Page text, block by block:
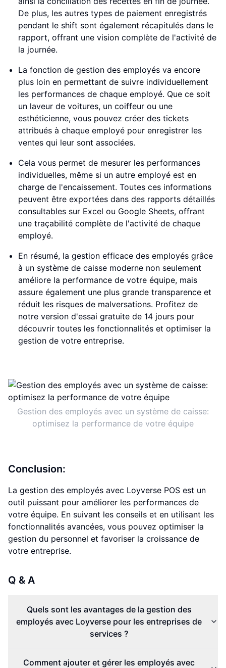
De plus, les autres types de paiement enregistrés
pendant le shift sont également récapitulés dans le
rapport, offrant une vision complète de l'activité de
la journée.
La fonction de gestion des employés va encore
plus loin en permettant de suivre individuellement
les performances de chaque employé. Que ce soit
un laveur de voitures, un coiffeur ou une
esthéticienne, vous pouvez créer des tickets
attribués à chaque employé pour enregistrer les
ventes qui leur sont associées.
Cela vous permet de mesurer les performances
individuelles, même si un autre employé est en
charge de l'encaissement. Toutes ces informations
peuvent être exportées dans des rapports détaillés
consultables sur Excel ou Google Sheets, offrant
une traçabilité complète de l'activité de chaque
employé.
En résumé, la gestion efficace des employés grâce
à un système de caisse moderne non seulement
améliore la performance de votre équipe, mais
assure également une plus grande transparence et
réduit les risques de malversations. Profitez de
notre version d'essai gratuite de 14 jours pour
découvrir toutes les fonctionnalités et optimiser la
gestion de votre entreprise.
Gestion des employés avec un système de caisse:
optimisez la performance de votre équipe
Conclusion:
La gestion des employés avec Loyverse POS est un
outil puissant pour améliorer les performances de
votre équipe. En suivant les conseils et en utilisant les
fonctionnalités avancées, vous pouvez optimiser la
gestion du personnel et favoriser la croissance de
votre entreprise.
Q & A
Quels sont les avantages de la gestion des
employés avec Loyverse pour les entreprises de
services ?
Comment ajouter et gérer les employés avec